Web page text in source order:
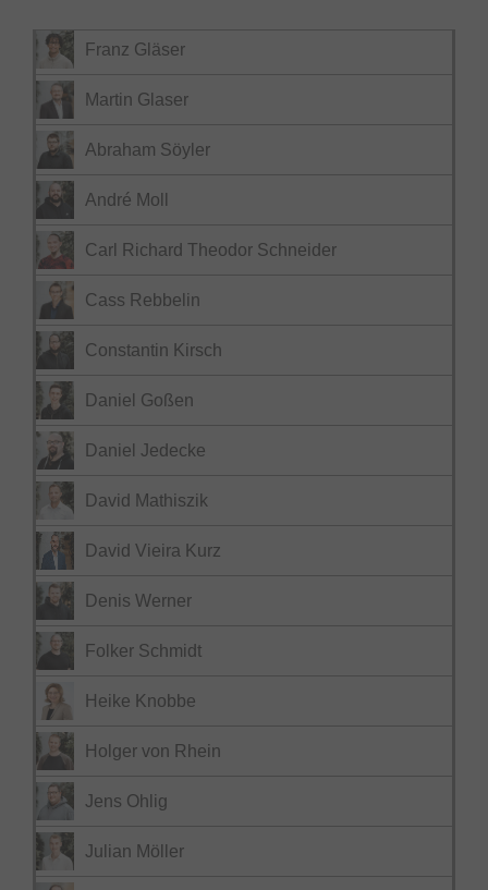
Franz Gläser
Martin Glaser
Abraham Söyler
André Moll
Carl Richard Theodor Schneider
Cass Rebbelin
Constantin Kirsch
Daniel Goßen
Daniel Jedecke
David Mathiszik
David Vieira Kurz
Denis Werner
Folker Schmidt
Heike Knobbe
Holger von Rhein
Jens Ohlig
Julian Möller